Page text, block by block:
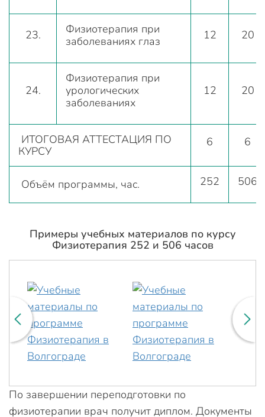
23.
Физиотерапия при
заболеваниях глаз
12 20
24.
Физиотерапия при
урологических
заболеваниях
12 20
ИТОГОВАЯ АТТЕСТАЦИЯ ПО
КУРСУ
6 6
Объём программы, час. 252 506
Примеры учебных материалов по курсу
Физиотерапия 252 и 506 часов
По завершении переподготовки по
физиотерапии врач получит диплом. Документы